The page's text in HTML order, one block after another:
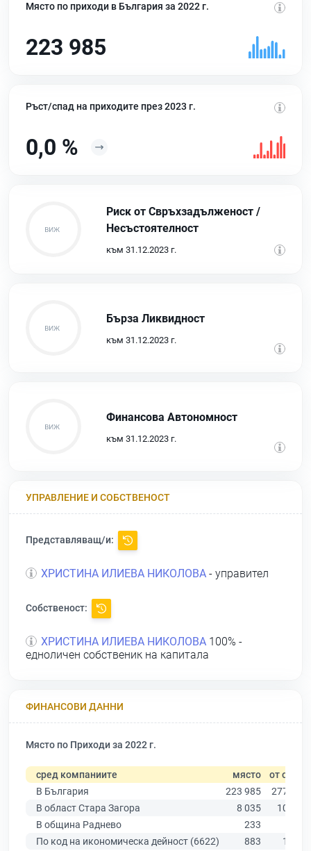
Място по приходи в България за 2022 г.
223 985
Ръст/спад на приходите през 2023 г.
0,0 %
Риск от Свръхзадълженост /
Несъстоятелност
към 31.12.2023 г.
Бърза Ликвидност
към 31.12.2023 г.
Финансова Автономност
към 31.12.2023 г.
УПРАВЛЕНИЕ И СОБСТВЕНОСТ
Представляващ/и:
ХРИСТИНА ИЛИЕВА НИКОЛОВА - управител
Собственост:
ХРИСТИНА ИЛИЕВА НИКОЛОВА 100% -
едноличен собственик на капитала
ФИНАНСОВИ ДАННИ
Място по Приходи за 2022 г.
сред компаниите място
от общо
В България
223 985
277 019
В област Стара Загора
8 035
10 079
В община Раднево
233
По код на икономическа дейност (6622)
883 1 056